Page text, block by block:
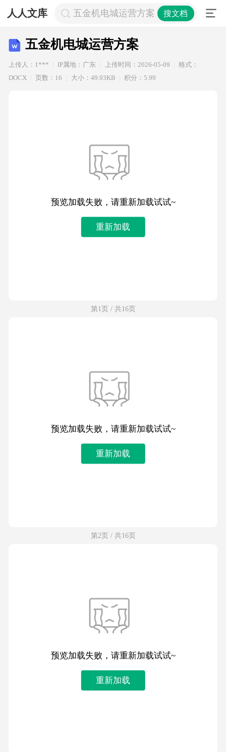
人人文库 五金机电城运营方案 搜文档
五金机电城运营方案
上传人：1*** IP属地：广东 上传时间：2026-05-09
格式：
DOCX
页数：16 大小：49.93KB 积分：5.99
预览加载失败，请重新加载试试~
重新加载
第1页 / 共16页
预览加载失败，请重新加载试试~
重新加载
第2页 / 共16页
预览加载失败，请重新加载试试~
重新加载